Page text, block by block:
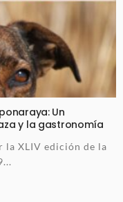
Un
y la gastronomía
la XLIV edición de la